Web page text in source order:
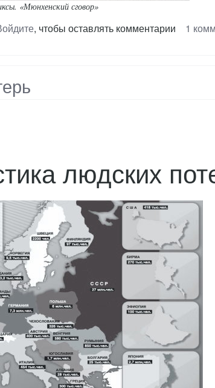
«Мюнхенский сговор»
, чтобы оставлять комментарии 1
людских